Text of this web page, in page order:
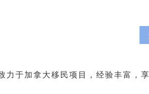
力于加拿大移民项目，经验丰富，享